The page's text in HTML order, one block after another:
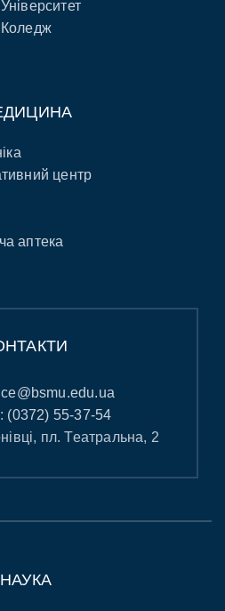
центр
аптека
(0372) 55-37-54
пл. Театральна, 2
НАУКА